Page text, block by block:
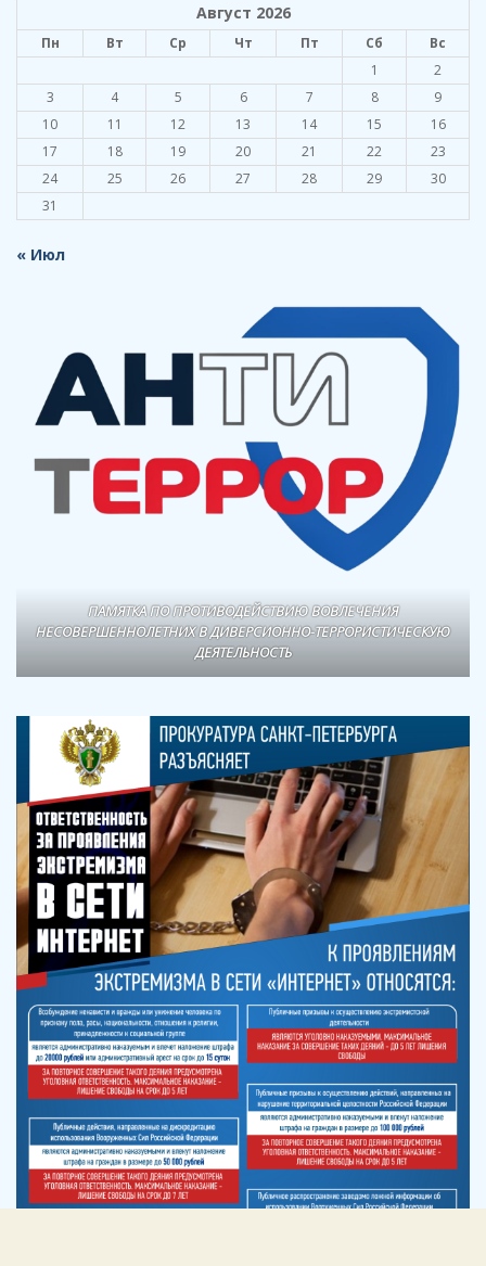
Август 2026
Пн Вт Ср Чт Пт Сб
Вс
1
2
3
4 5 6 7 8
9
10
11 12 13 14 15
16
17
18 19 20 21 22
23
24
25 26 27 28 29
30
31
« Июл
ПАМЯТКА ПО ПРОТИВОДЕЙСТВИЮ ВОВЛЕЧЕНИЯ
НЕСОВЕРШЕННОЛЕТНИХ В ДИВЕРСИОННО-ТЕРРОРИСТИЧЕСКУЮ
ДЕЯТЕЛЬНОСТЬ